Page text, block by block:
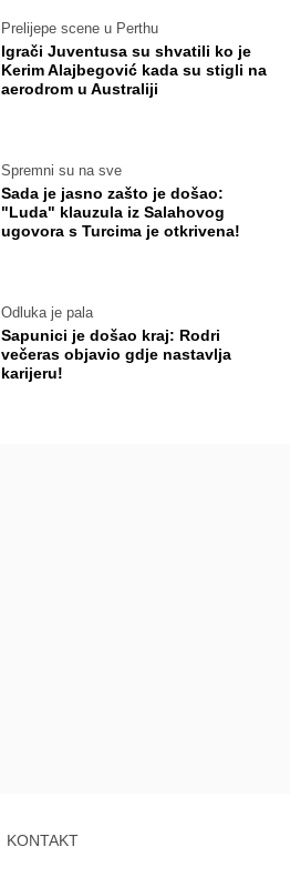
Prelijepe scene u Perthu
Igrači Juventusa su shvatili ko je
Kerim Alajbegović kada su stigli na
aerodrom u Australiji
Spremni su na sve
Sada je jasno zašto je došao:
"Luda" klauzula iz Salahovog
ugovora s Turcima je otkrivena!
Odluka je pala
Sapunici je došao kraj: Rodri
večeras objavio gdje nastavlja
karijeru!
KONTAKT